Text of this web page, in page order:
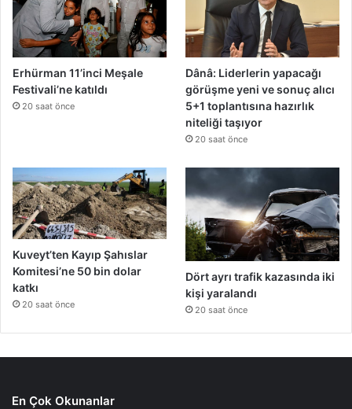
Erhürman 11’inci Meşale
Festivali’ne katıldı
20 saat önce
Dânâ: Liderlerin yapacağı
görüşme yeni ve sonuç alıcı
5+1 toplantısına hazırlık
niteliği taşıyor
20 saat önce
Kuveyt’ten Kayıp Şahıslar
Komitesi’ne 50 bin dolar
katkı
20 saat önce
Dört ayrı trafik kazasında iki
kişi yaralandı
20 saat önce
En Çok Okunanlar